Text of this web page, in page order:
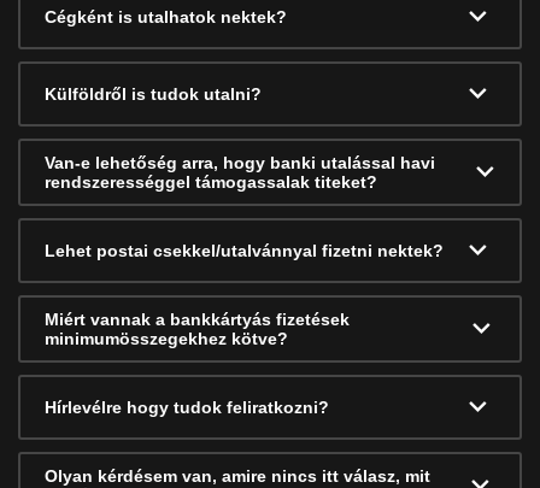
Cégként is utalhatok nektek?
Külföldről is tudok utalni?
Van-e lehetőség arra, hogy banki utalással havi
rendszerességgel támogassalak titeket?
Lehet postai csekkel/utalvánnyal fizetni nektek?
Miért vannak a bankkártyás fizetések
minimumösszegekhez kötve?
Hírlevélre hogy tudok feliratkozni?
Olyan kérdésem van, amire nincs itt válasz, mit